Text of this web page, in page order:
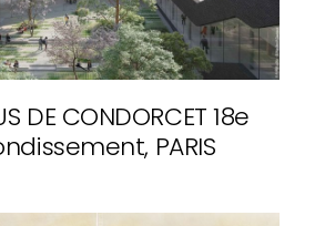
DE CONDORCET18e
PARIS